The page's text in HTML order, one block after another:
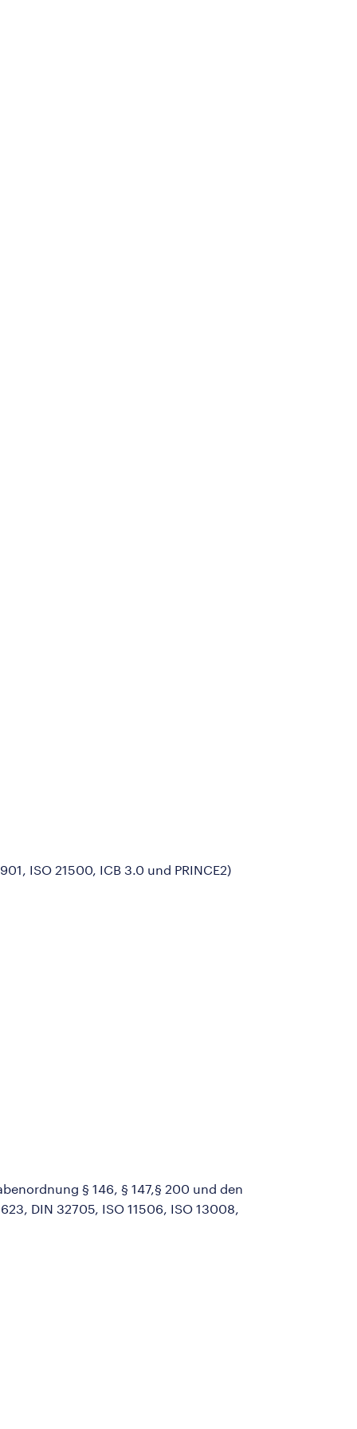
ISO 21500, ICB 3.0 und PRINCE2)
§ 146, § 147,§ 200 und den
DIN 32705, ISO 11506, ISO 13008,